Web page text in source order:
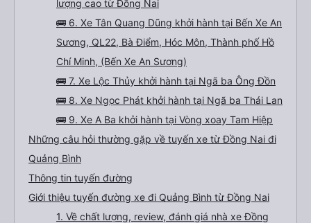
lượng cao từ Đồng Nai
🚌 6. Xe Tân Quang Dũng khởi hành tại Bến Xe An
Sương, QL22, Bà Điểm, Hóc Môn, Thành phố Hồ
Chí Minh, (Bến Xe An Sương)
🚌 7. Xe Lộc Thủy khởi hành tại Ngã ba Ông Đồn
🚌 8. Xe Ngọc Phát khởi hành tại Ngã ba Thái Lan
🚌 9. Xe A Ba khởi hành tại Vòng xoay Tam Hiệp
Những câu hỏi thường gặp về tuyến xe từ Đồng Nai đi
Quảng Bình
Thông tin tuyến đường
Giới thiệu tuyến đường xe đi Quảng Bình từ Đồng Nai
1. Về chất lượng, review, đánh giá nhà xe Đồng